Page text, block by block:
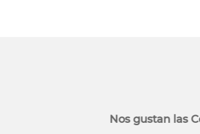
y regalos para el Día delNos gustan las